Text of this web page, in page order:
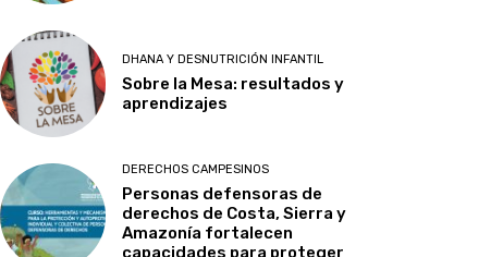
DHANA Y DESNUTRICIÓN INFANTIL
Sobre la Mesa: resultados y
aprendizajes
DERECHOS CAMPESINOS
Personas defensoras de
derechos de Costa, Sierra y
Amazonía fortalecen
capacidades para proteger